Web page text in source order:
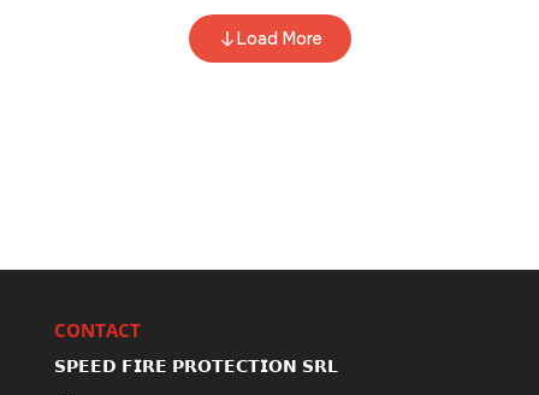
CONTACT
𝗦𝗣𝗘𝗘𝗗 𝗙𝗜𝗥𝗘 𝗣𝗥𝗢𝗧𝗘𝗖𝗧𝗜𝗢𝗡 𝗦𝗥𝗟